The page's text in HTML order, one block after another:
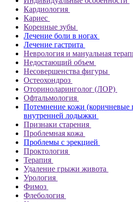
Кардиология
Кариес
Коренные зубы
Лечение боли в ногах
Лечение гастрита
Неврология и мануальная
Недостающий объем
Несовершенства фигуры
Остеохондроз
Оториноларинголог (ЛОР)
Офтальмология
Потемнение кожи (коричневые
внутренней лодыжки
Признаки старения
Проблемная кожа
Проблемы с эрекцией
Проктология
Терапия
Удаление грыжи живота
Урология
Фимоз
Флебология